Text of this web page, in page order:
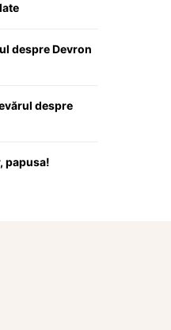
despre Devron
despre
papusa!